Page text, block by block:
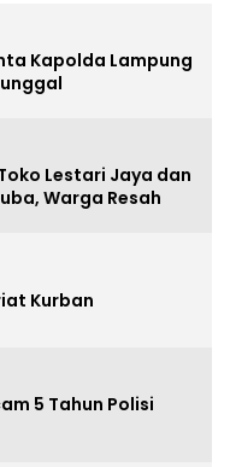
Kapolda Lampung
Lestari Jaya dan
Warga Resah
Kurban
5 Tahun Polisi